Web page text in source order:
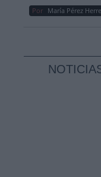
Por María Pérez